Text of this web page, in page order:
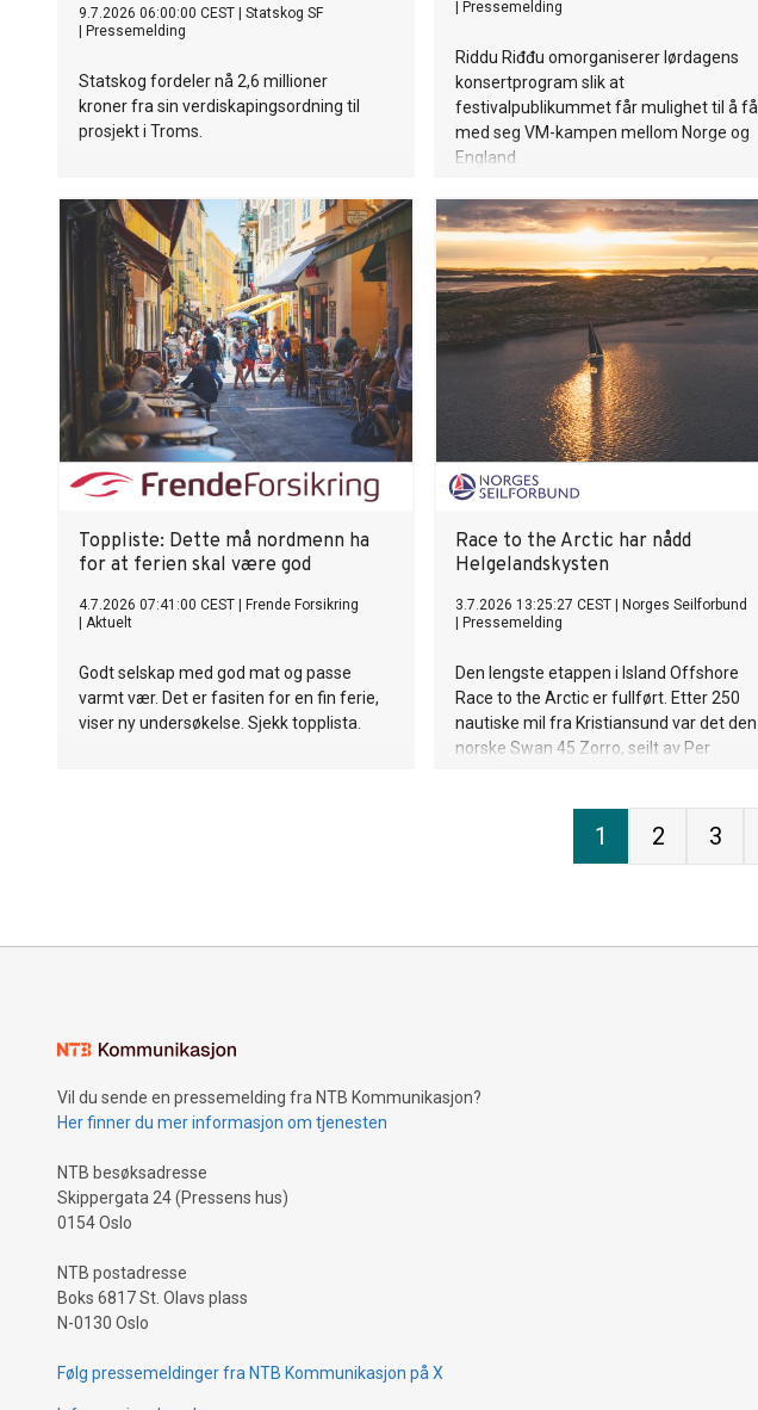
9.7.2026 06:00:00 CEST
Statskog SF
Pressemelding
Statskog fordeler nå 2,6 millioner
kroner fra sin verdiskapingsordning til
prosjekt i Troms.
Pressemelding
Riddu Riđđu omorganiserer lørdagens
konsertprogram slik at
festivalpublikummet får mulighet til å få
med seg VM-kampen mellom Norge og
England.
Toppliste: Dette må nordmenn ha
for at ferien skal være god
4.7.2026 07:41:00 CEST
Frende Forsikring
Aktuelt
Godt selskap med god mat og passe
varmt vær. Det er fasiten for en fin ferie,
viser ny undersøkelse. Sjekk topplista.
Race to the Arctic har nådd
Helgelandskysten
3.7.2026 13:25:27 CEST
Norges Seilforbund
Pressemelding
Den lengste etappen i Island Offshore
Race to the Arctic er fullført. Etter 250
nautiske mil fra Kristiansund var det den
norske Swan 45 Zorro, seilt av Per
mållinjen ved Tjøtta.
1 2 3
Vil du sende en pressemelding fra NTB Kommunikasjon?
Her finner du mer informasjon om tjenesten
NTB besøksadresse
Skippergata 24 (Pressens hus)
0154 Oslo
NTB postadresse
Boks 6817 St. Olavs plass
N-0130 Oslo
Følg pressemeldinger fra NTB Kommunikasjon på X